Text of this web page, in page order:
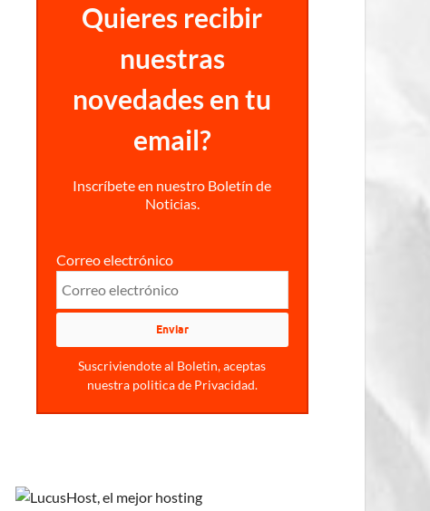
Quieres recibir
nuestras
novedades en tu
email?
Inscríbete en nuestro Boletín de
Noticias.
Correo electrónico
Suscriviendote al Boletin, aceptas
nuestra politica de Privacidad.